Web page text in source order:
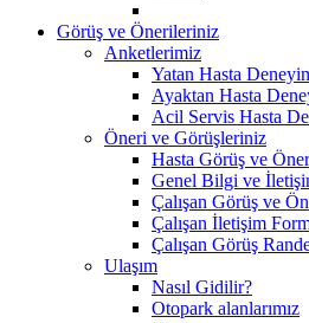
Görüş ve Önerileriniz
Anketlerimiz
Yatan Hasta
Ayaktan Hasta
Acil Servis Hasta
Öneri ve Görüşleriniz
Hasta Görüş ve
Genel Bilgi ve
Çalışan Görüş ve
Çalışan İletişim
Çalışan Görüş
Ulaşım
Nasıl Gidilir?
Otopark alanlarımız